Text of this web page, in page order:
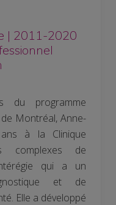
| 2011-2020
du programme
de Montréal, Anne-
à la Clinique
complexes de
qui a un
et de
Elle a développé